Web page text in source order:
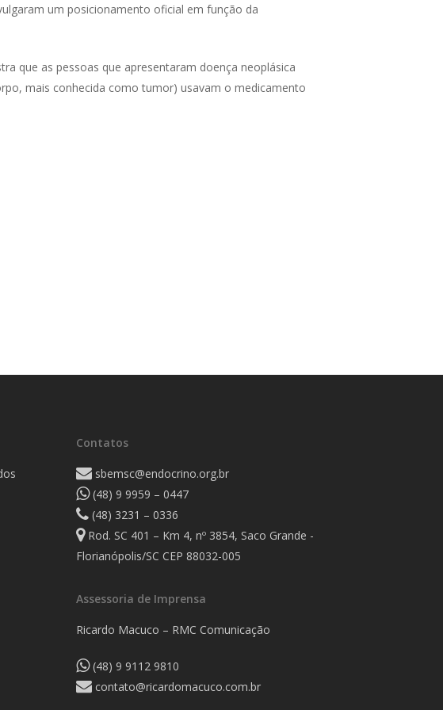
um posicionamento oficial em função da
que as pessoas que apresentaram doença neoplásica
mais conhecida como tumor) usavam o medicamento
Contatos
sbemsc@endocrino.org.br
(48) 9 9959 – 0447
(48) 3231 – 0336
Rod. SC 401 – Km 4, nº 3854, Saco Grande -
Florianópolis/SC CEP 88032-005
Assessoria de Imprensa
Ricardo Macuco – RMC Comunicação
(48) 9 9112 9810
contato@ricardomacuco.com.br